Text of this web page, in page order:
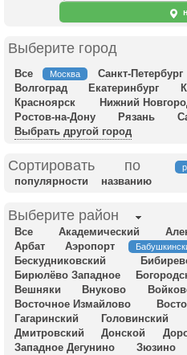
Выберите город
Все Москва Санкт-Петербург
Волгоград
Екатеринбург
Красноярск
Нижний
Ростов-на-Дону
Рязань
Выбрать другой город
Сортировать по
популярности
названию
Выберите район
Все Академический
Арбат
Аэропорт
Бескудниковский
Бирюлёво Западное
Вешняки
Внуково
Восточное Измайлово
Гагаринский
Головинский
Дмитровский
Донской
Западное Дегунино
Зюзино